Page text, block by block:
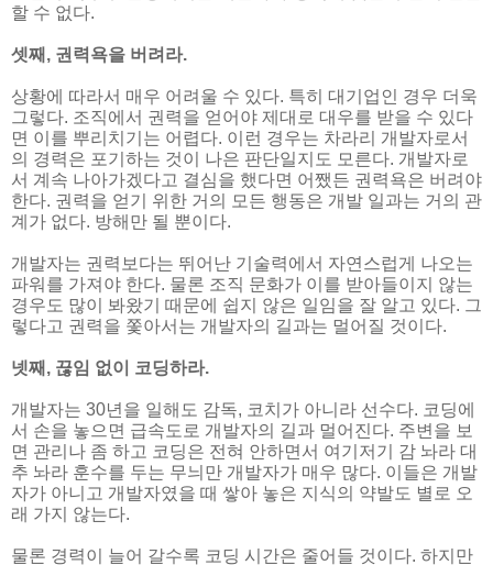
할 수 없다.
셋째, 권력욕을 버려라.
상황에 따라서 매우 어려울 수 있다. 특히 대기업인 경우 더욱
그렇다. 조직에서 권력을 얻어야 제대로 대우를 받을 수 있다
면 이를 뿌리치기는 어렵다. 이런 경우는 차라리 개발자로서
의 경력은 포기하는 것이 나은 판단일지도 모른다. 개발자로
서 계속 나아가겠다고 결심을 했다면 어쨌든 권력욕은 버려야
한다. 권력을 얻기 위한 거의 모든 행동은 개발 일과는 거의 관
계가 없다. 방해만 될 뿐이다.
개발자는 권력보다는 뛰어난 기술력에서 자연스럽게 나오는
파워를 가져야 한다. 물론 조직 문화가 이를 받아들이지 않는
경우도 많이 봐왔기 때문에 쉽지 않은 일임을 잘 알고 있다. 그
렇다고 권력을 쫓아서는 개발자의 길과는 멀어질 것이다.
넷째, 끊임 없이 코딩하라.
개발자는 30년을 일해도 감독, 코치가 아니라 선수다. 코딩에
서 손을 놓으면 급속도로 개발자의 길과 멀어진다. 주변을 보
면 관리나 좀 하고 코딩은 전혀 안하면서 여기저기 감 놔라 대
추 놔라 훈수를 두는 무늬만 개발자가 매우 많다. 이들은 개발
자가 아니고 개발자였을 때 쌓아 놓은 지식의 약발도 별로 오
래 가지 않는다.
물론 경력이 늘어 갈수록 코딩 시간은 줄어들 것이다. 하지만